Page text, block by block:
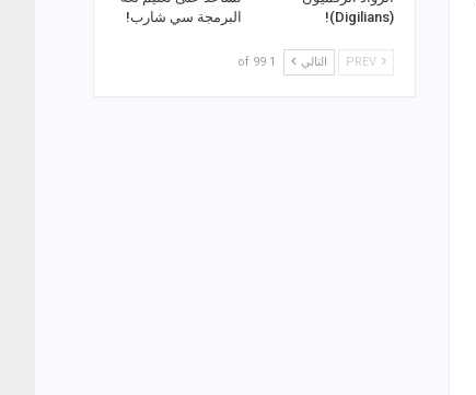
(Digilians)!
البرمجة سي شارب!
التالي 1 of 99